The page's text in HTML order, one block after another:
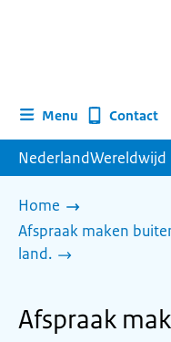
Menu Contact
NederlandWereldwijd
Home
Afspraak maken
land.
Afspraak